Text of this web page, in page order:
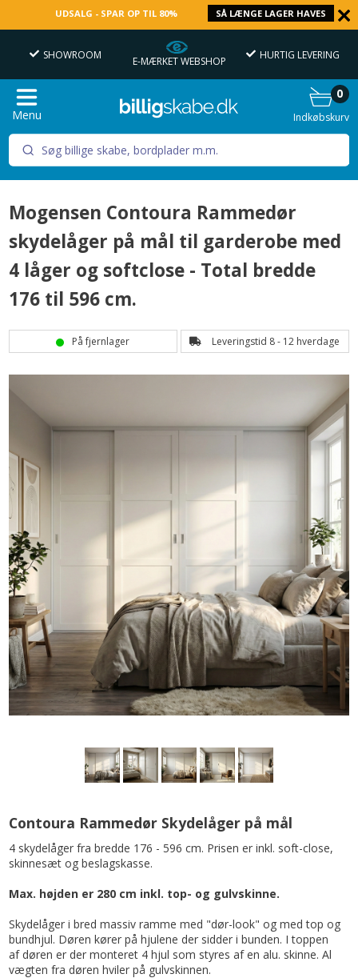
UDSALG - SPAR OP TIL 80% SÅ LÆNGE LAGER HAVES
SHOWROOM E-MÆRKET WEBSHOP HURTIG LEVERING
Menu Indkøbskurv
0
Mogensen Contoura Rammedør
skydelåger på mål til garderobe med
4 låger og softclose - Total bredde
176 til 596 cm.
På fjernlager Leveringstid 8 - 12 hverdage
Contoura Rammedør Skydelåger på mål
4 skydelåger fra bredde 176 - 596 cm. Prisen er inkl. soft-close,
skinnesæt og beslagskasse.
Max. højden er 280 cm inkl. top- og gulvskinne.
Skydelåger i bred massiv ramme med "dør-look" og med top og
bundhjul. Døren kører på hjulene der sidder i bunden. I toppen
af døren er der monteret 4 hjul som styres af en alu. skinne. Al
vægten fra døren hviler på gulvskinnen.